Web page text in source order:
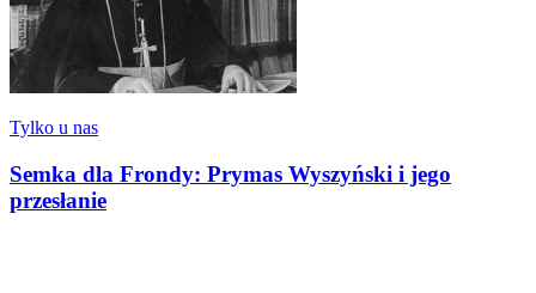
Tylko u nas
Semka dla Frondy: Prymas Wyszyński i jego
przesłanie